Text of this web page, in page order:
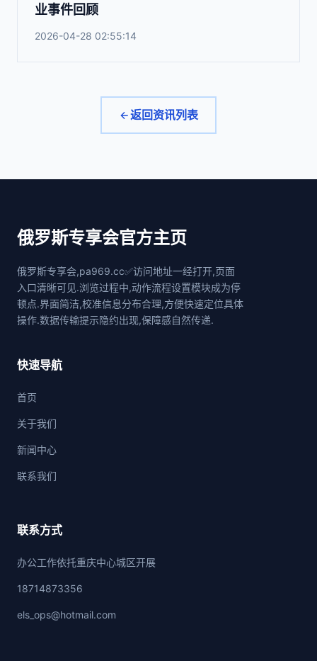
业事件回顾
2026-04-28 02:55:14
返回资讯列表
俄罗斯专享会官方主页
俄罗斯专享会,pa969.cc✅访问地址一经打开,页面
入口清晰可见.浏览过程中,动作流程设置模块成为停
顿点.界面简洁,校准信息分布合理,方便快速定位具体
操作.数据传输提示隐约出现,保障感自然传递.
快速导航
首页
关于我们
新闻中心
联系我们
联系方式
办公工作依托重庆中心城区开展
18714873356
els_ops@hotmail.com